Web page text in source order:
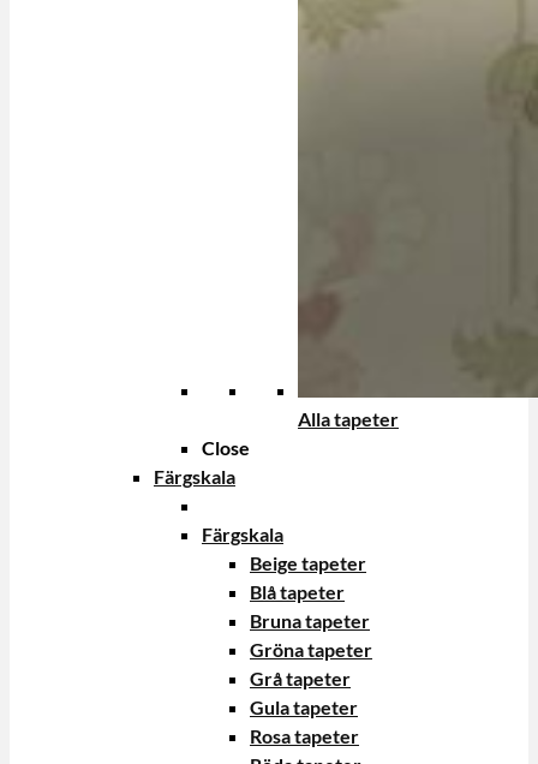
Alla tapeter
Close
Färgskala
Färgskala
Beige tapeter
Blå tapeter
Bruna tapeter
Gröna tapeter
Grå tapeter
Gula tapeter
Rosa tapeter